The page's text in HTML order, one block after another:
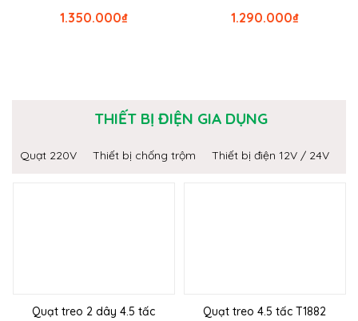
₫
1.350.000 ₫
1.290.000
THIẾT BỊ ĐIỆN GIA DỤNG
Quạt 220V Thiết bị chống trộm Thiết bị điện 12V / 24V
Quạt treo 2 dây 4.5 tấc
Quạt treo 4.5 tấc T1882